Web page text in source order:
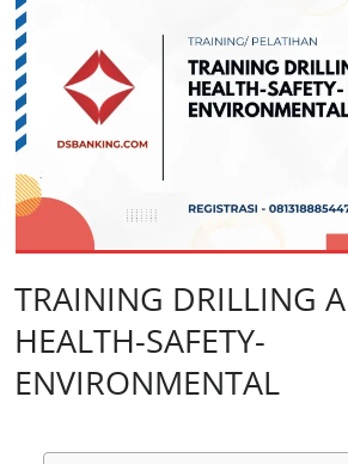
TRAINING DRILLING
HEALTH-SAFETY-
ENVIRONMENTAL